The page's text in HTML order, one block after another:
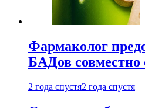
Фармаколог
БАДов совместно
2 года спустя2 года спустя